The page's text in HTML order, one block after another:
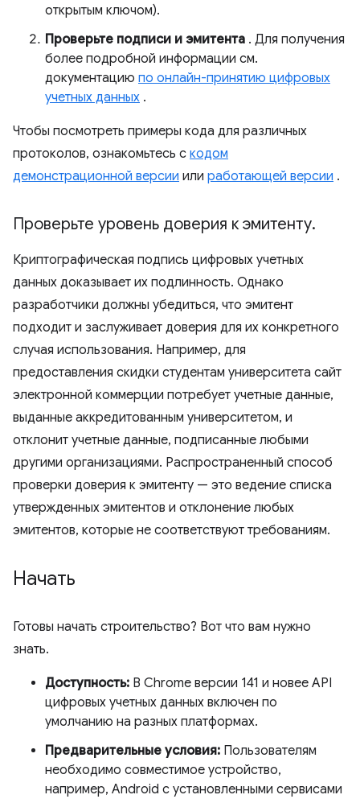
открытым ключом).
Проверьте подписи и эмитента . Для получения
более подробной информации см.
документацию по онлайн-принятию цифровых
учетных данных .
Чтобы посмотреть примеры кода для различных
протоколов, ознакомьтесь с кодом
демонстрационной версии или работающей версии .
Проверьте уровень доверия к эмитенту.
Криптографическая подпись цифровых учетных
данных доказывает их подлинность. Однако
разработчики должны убедиться, что эмитент
подходит и заслуживает доверия для их конкретного
случая использования. Например, для
предоставления скидки студентам университета сайт
электронной коммерции потребует учетные данные,
выданные аккредитованным университетом, и
отклонит учетные данные, подписанные любыми
другими организациями. Распространенный способ
проверки доверия к эмитенту — это ведение списка
утвержденных эмитентов и отклонение любых
эмитентов, которые не соответствуют требованиям.
Начать
Готовы начать строительство? Вот что вам нужно
знать.
Доступность: В Chrome версии 141 и новее API
цифровых учетных данных включен по
умолчанию на разных платформах.
Предварительные условия: Пользователям
необходимо совместимое устройство,
например, Android с установленными сервисами